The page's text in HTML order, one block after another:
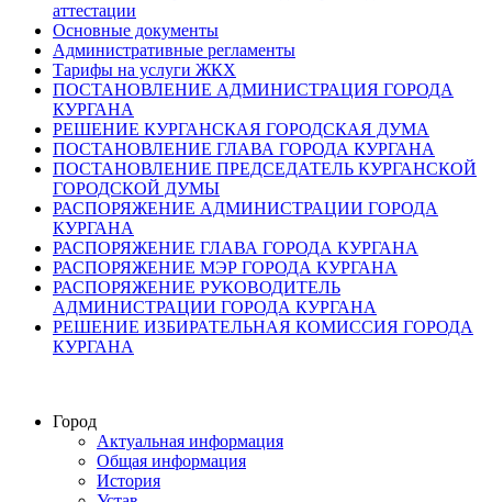
аттестации
Основные документы
Административные регламенты
Тарифы на услуги ЖКХ
ПОСТАНОВЛЕНИЕ АДМИНИСТРАЦИЯ ГОРОДА
КУРГАНА
РЕШЕНИЕ КУРГАНСКАЯ ГОРОДСКАЯ ДУМА
ПОСТАНОВЛЕНИЕ ГЛАВА ГОРОДА КУРГАНА
ПОСТАНОВЛЕНИЕ ПРЕДСЕДАТЕЛЬ КУРГАНСКОЙ
ГОРОДСКОЙ ДУМЫ
РАСПОРЯЖЕНИЕ АДМИНИСТРАЦИИ ГОРОДА
КУРГАНА
РАСПОРЯЖЕНИЕ ГЛАВА ГОРОДА КУРГАНА
РАСПОРЯЖЕНИЕ МЭР ГОРОДА КУРГАНА
РАСПОРЯЖЕНИЕ РУКОВОДИТЕЛЬ
АДМИНИСТРАЦИИ ГОРОДА КУРГАНА
РЕШЕНИЕ ИЗБИРАТЕЛЬНАЯ КОМИССИЯ ГОРОДА
КУРГАНА
Город
Актуальная информация
Общая информация
История